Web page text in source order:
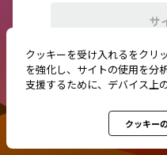
サ
初めてご利
クッキーを受け入れるをクリ
を強化し、サイトの使用を分
支援するために、デバイス上
クッキー